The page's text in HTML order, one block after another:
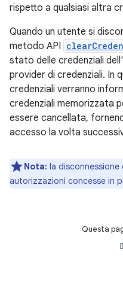
rispetto a qualsiasi altra
Quando un utente si
metodo API
stato delle credenziali
provider di credenziali. In
credenziali verranno
credenziali memorizzata
essere cancellata,
accesso la volta
Nota: la
autorizzazioni concesse in
Questa